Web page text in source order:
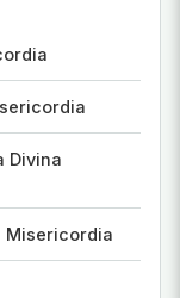
Divina
Misericordia